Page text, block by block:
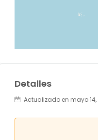
Detalles
Actualizado en mayo 14,